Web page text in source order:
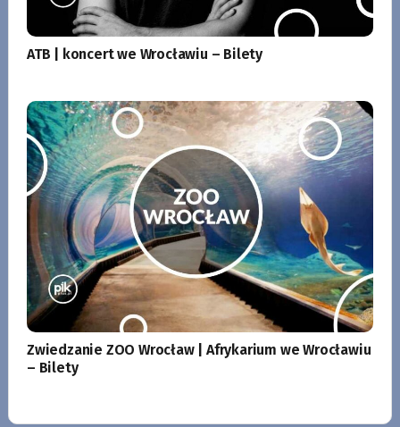
ATB | koncert we Wrocławiu – Bilety
Zwiedzanie ZOO Wrocław | Afrykarium we Wrocławiu
– Bilety